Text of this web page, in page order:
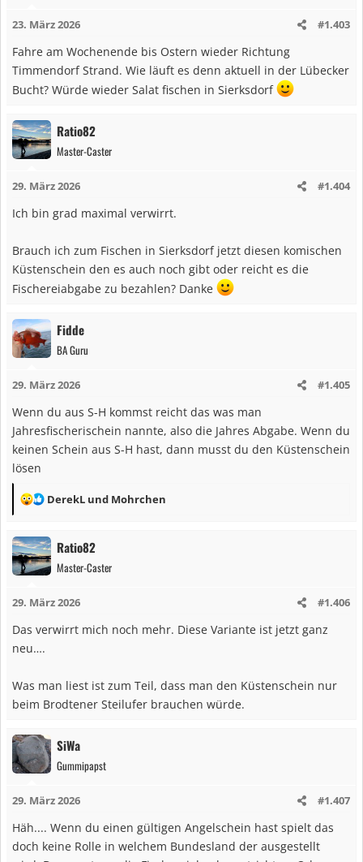
o
23. März 2026 #1.403
Fahre am Wochenende bis Ostern wieder Richtung
Timmendorf Strand. Wie läuft es denn aktuell in der Lübecker
Bucht? Würde wieder Salat fischen in Sierksdorf
Ratio82
Master-Caster
29. März 2026 #1.404
Ich bin grad maximal verwirrt.
Brauch ich zum Fischen in Sierksdorf jetzt diesen komischen
Küstenschein den es auch noch gibt oder reicht es die
Fischereiabgabe zu bezahlen? Danke
Fidde
BA Guru
29. März 2026 #1.405
Wenn du aus S-H kommst reicht das was man
Jahresfischerischein nannte, also die Jahres Abgabe. Wenn du
keinen Schein aus S-H hast, dann musst du den Küstenschein
lösen
R
a
k
t
o
DerekL und Mohrchen
Ratio82
Master-Caster
29. März 2026 #1.406
Das verwirrt mich noch mehr. Diese Variante ist jetzt ganz
neu….
Was man liest ist zum Teil, dass man den Küstenschein nur
beim Brodtener Steilufer brauchen würde.
SiWa
Gummipapst
29. März 2026 #1.407
Häh.... Wenn du einen gültigen Angelschein hast spielt das
doch keine Rolle in welchem Bundesland der ausgestellt